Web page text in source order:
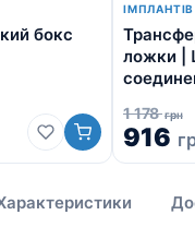
бокс
ІМПЛАНТІВ
ложки |
1 178грн
916